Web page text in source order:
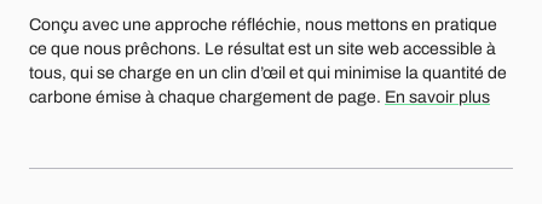
Conçu avec une approche réfléchie, nous mettons en pratique
ce que nous prêchons. Le résultat est un site web accessible à
tous, qui se charge en un clin d’œil et qui minimise la quantité de
carbone émise à chaque chargement de page. En savoir plus